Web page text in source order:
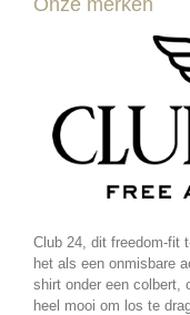
Onze merken
Club 24, dit freedom-fit
het als een onmisbare
shirt onder een colbert,
heel mooi om los te